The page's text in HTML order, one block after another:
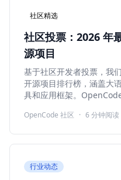
社区精选
社区投票：2026 年
源项目
基于社区开发者投票，我
开源项目排行榜，涵盖大
具和应用框架。
OpenCode 社区 · 6分钟阅读
行业动态